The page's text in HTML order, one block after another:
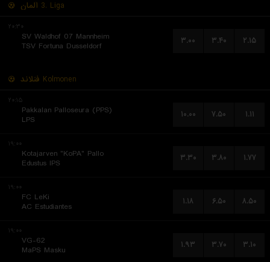
آلمان 3. Liga
۲۰:۳۰
SV Waldhof 07 Mannheim
TSV Fortuna Dusseldorf
۳.۰۰ ۳.۴۰ ۲.۱۵
فنلاند Kolmonen
۲۰:۱۵
Pakkalan Palloseura (PPS)
LPS
۱۰.۰۰ ۷.۵۰ ۱.۱۱
۱۹:۰۰
Kotajarven "KoPA" Pallo
Edustus IPS
۳.۳۰ ۳.۸۰ ۱.۷۷
۱۹:۰۰
FC LeKi
AC Estudiantes
۱.۱۸ ۶.۵۰ ۸.۵۰
۱۹:۰۰
VG-62
MaPS Masku
۱.۹۳ ۳.۷۰ ۳.۱۰